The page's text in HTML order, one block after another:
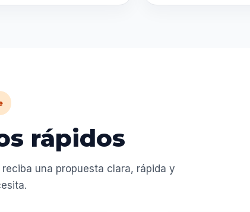
rápidos
una propuesta clara, rápida y